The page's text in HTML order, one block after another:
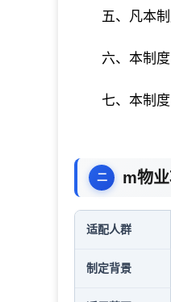
五、凡本
六、本制
七、本制
m物
适配人群
制定背景